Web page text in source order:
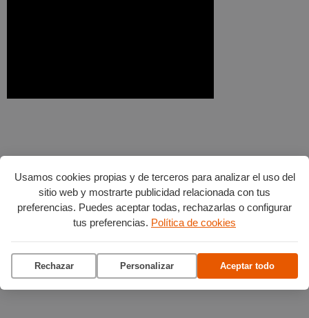
Usamos cookies propias y de terceros para analizar el uso del
sitio web y mostrarte publicidad relacionada con tus
preferencias. Puedes aceptar todas, rechazarlas o configurar
tus preferencias. Política de cookies
Rechazar Personalizar Aceptar todo